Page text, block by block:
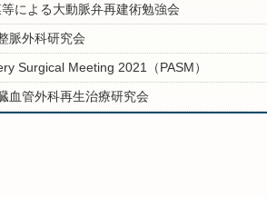
による大動脈弁再建術勉強会
脈外科研究会
Surgical Meeting 2021（PASM）
血管外科再生治療研究会